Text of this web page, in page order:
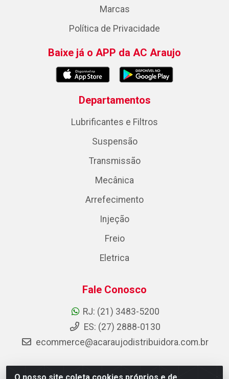
Marcas
Política de Privacidade
Baixe já o APP da AC Araujo
Departamentos
Lubrificantes e Filtros
Suspensão
Transmissão
Mecânica
Arrefecimento
Injeção
Freio
Eletrica
Fale Conosco
RJ: (21) 3483-5200
ES: (27) 2888-0130
ecommerce@acaraujodistribuidora.com.br